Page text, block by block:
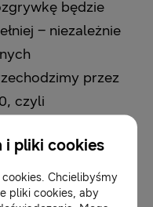
będzie
– niezależnie
przez
czyli
pozwoli
wyświetlanych
input lag czy
– a wszystko to
i pliki cookies
Chcielibyśmy
pliki cookies, aby